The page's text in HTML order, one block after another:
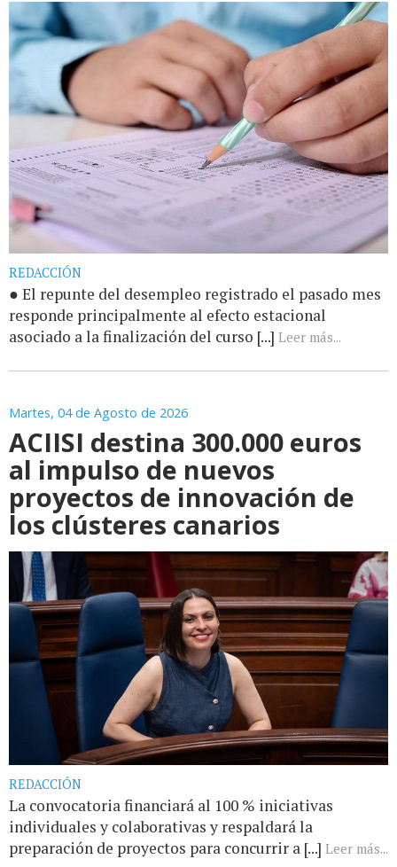
REDACCIÓN
● El repunte del desempleo registrado el pasado mes
responde principalmente al efecto estacional
asociado a la finalización del curso [...] Leer más...
Martes, 04 de Agosto de 2026
ACIISI destina 300.000 euros
al impulso de nuevos
proyectos de innovación de
los clústeres canarios
REDACCIÓN
La convocatoria financiará al 100 % iniciativas
individuales y colaborativas y respaldará la
preparación de proyectos para concurrir a [...] Leer más...